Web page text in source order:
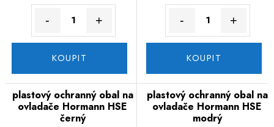
- +
KOUPIT
- +
KOUPIT
plastový ochranný obal na
ovladače Hormann HSE
černý
plastový ochranný obal na
ovladače Hormann HSE
modrý